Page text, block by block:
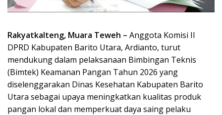
Rakyatkalteng, Muara Teweh – Anggota Komisi II
DPRD Kabupaten Barito Utara, Ardianto, turut
mendukung dalam pelaksanaan Bimbingan Teknis
(Bimtek) Keamanan Pangan Tahun 2026 yang
diselenggarakan Dinas Kesehatan Kabupaten Barito
Utara sebagai upaya meningkatkan kualitas produk
pangan lokal dan memperkuat daya saing pelaku